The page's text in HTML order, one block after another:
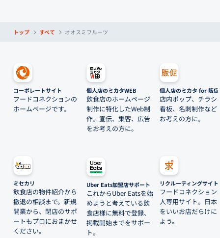
トップ すべて オオスミフルーツ
コーポレートサイト
フードコネクションの
ホームページです。
ミセカリ
飲食店の物件紹介から
撤退の相談まで。新規
開業から、閉店のサポ
ートもプロにおまかせ
ください。
個人店のミカタWEB
飲食店のホームページ
制作に特化したWeb制
作。宣伝、集客、広告
をお考えの方に。
Uber Eats加盟店サポート
これからUber Eatsを始
めようと考えている飲
食店様に無料で登録、
掲載開始までをサポー
ト。
個人店のミカタ for 販促
店内ポップ、チラシ
看板、名刺制作など
お考えの方に。
リクルーティングサイト
フードコネクション
人専用サイト。日本
をいいお店だらけに
よう。